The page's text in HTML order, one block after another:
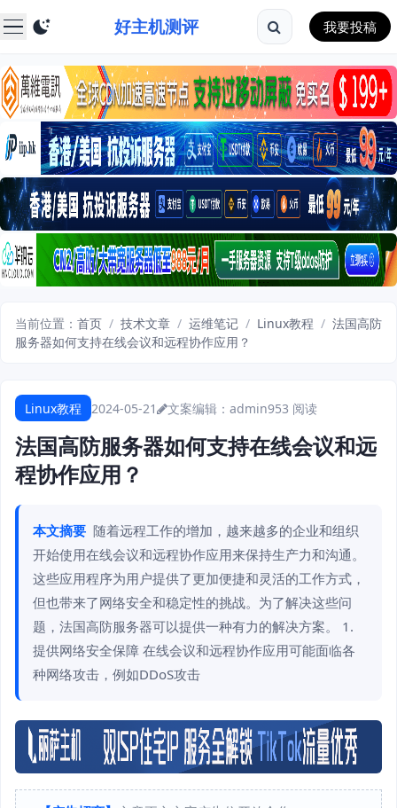
好主机测评 我要投稿
当前位置： 首页 / 技术文章 / 运维笔记 / Linux教程 / 法国高防
服务器如何支持在线会议和远程协作应用？
Linux教程 2024-05-21 文案编辑：admin953 阅读
法国高防服务器如何支持在线会议和远
程协作应用？
本文摘要 随着远程工作的增加，越来越多的企业和组织
开始使用在线会议和远程协作应用来保持生产力和沟通。
这些应用程序为用户提供了更加便捷和灵活的工作方式，
但也带来了网络安全和稳定性的挑战。为了解决这些问
题，法国高防服务器可以提供一种有力的解决方案。 1.
提供网络安全保障 在线会议和远程协作应用可能面临各
种网络攻击，例如DDoS攻击